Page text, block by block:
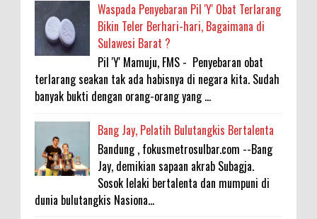
Waspada Penyebaran Pil 'Y' Obat Terlarang
Bikin Teler Berhari-hari, Bagaimana di
Sulawesi Barat ?
Pil 'Y' Mamuju, FMS - Penyebaran obat
terlarang seakan tak ada habisnya di negara kita. Sudah
banyak bukti dengan orang-orang yang ...
Bang Jay, Pelatih Bulutangkis Bertalenta
Bandung , fokusmetrosulbar.com --Bang
Jay, demikian sapaan akrab Subagja.
Sosok lelaki bertalenta dan mumpuni di
dunia bulutangkis Nasiona...